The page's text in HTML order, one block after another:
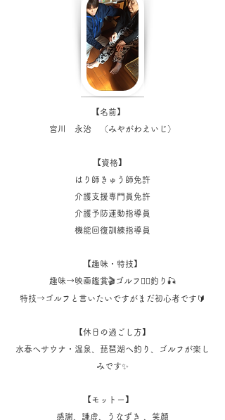
【名前】
宮川 永治 （みやがわえいじ）
【資格】
はり師きゅう師免許
介護支援専門員免許
介護予防運動指導員
機能回復訓練指導員
【趣味・特技】
趣味→映画鑑賞🎬ゴルフ🏌️‍♂️釣り🎣
特技→ゴルフと言いたいですがまだ初心者です🔰
【休日の過ごし方】
水春へサウナ・温泉、琵琶湖へ釣り、ゴルフが楽し
みです✨
【モットー】
感謝、謙虚、うなずき 、笑顔